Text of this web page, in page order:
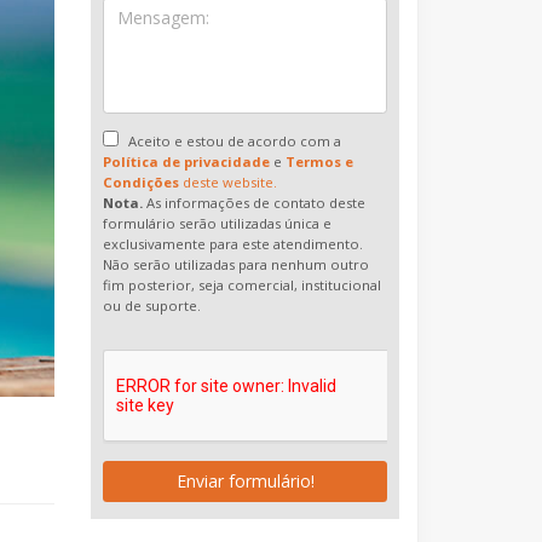
Aceito e estou de acordo com a
Política de privacidade e Termos e
Condições deste website.
Nota. As informações de contato deste
formulário serão utilizadas única e
exclusivamente para este atendimento.
Não serão utilizadas para nenhum outro
fim posterior, seja comercial, institucional
ou de suporte.
Enviar formulário!